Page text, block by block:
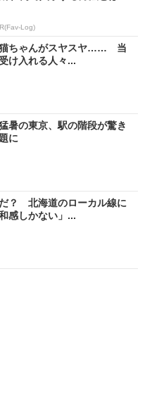
Log)
猫ちゃんがスヤスヤ…… 当
け入れる人々...
暑の東京、駅の階段が驚き
に
？ 北海道のローカル線に
感しかない」...